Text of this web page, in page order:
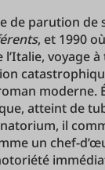
de parution de
, et 1990
l’Italie, voyage
moderne.
atteint de
il
un chef-